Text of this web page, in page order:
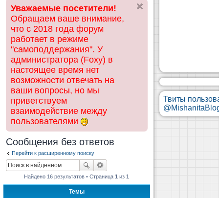
ск
Уважаемые посетители!
Обращаем ваше внимание,
что с 2018 года форум
работает в режиме
"самоподдержания". У
администратора (Foxy) в
настоящее время нет
возможности отвечать на
ваши вопросы, но мы
приветствуем
взаимодействие между
пользователями
Сообщения без ответов
Перейти к расширенному поиску
Найдено 16 результатов • Страница1 из1
Темы
Твиты